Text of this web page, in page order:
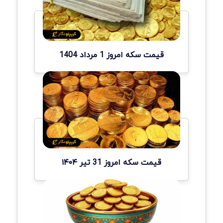
قیمت سکه امروز 1 مرداد 1404
قیمت سکه امروز 31 تیر ۱۴۰۴